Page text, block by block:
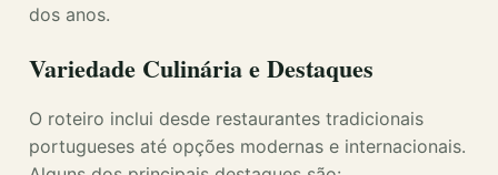
dos anos.
Variedade Culinária e Destaques
O roteiro inclui desde restaurantes tradicionais
portugueses até opções modernas e internacionais.